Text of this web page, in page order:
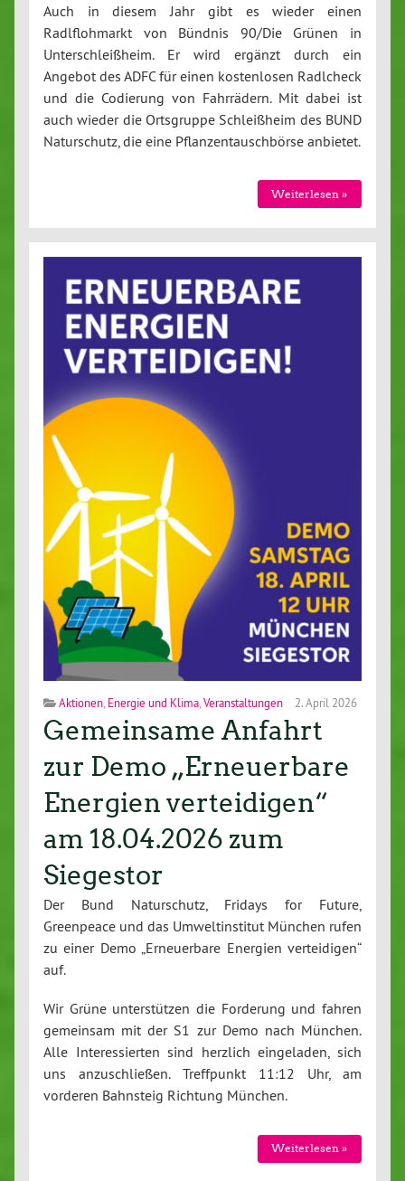
Auch in diesem Jahr gibt es wieder einen
Radlflohmarkt von Bündnis 90/Die Grünen in
Unterschleißheim. Er wird ergänzt durch ein
Angebot des ADFC für einen kostenlosen Radlcheck
und die Codierung von Fahrrädern. Mit dabei ist
auch wieder die Ortsgruppe Schleißheim des BUND
Naturschutz, die eine Pflanzentauschbörse anbietet.
Weiterlesen »
Aktionen, Energie und Klima,Veranstaltungen 2. April 2026
Gemeinsame Anfahrt
zur Demo „Erneuerbare
Energien verteidigen“
am 18.04.2026 zum
Siegestor
Der Bund Naturschutz, Fridays for Future,
Greenpeace und das Umweltinstitut München rufen
zu einer Demo „Erneuerbare Energien verteidigen“
auf.
Wir Grüne unterstützen die Forderung und fahren
gemeinsam mit der S1 zur Demo nach München.
Alle Interessierten sind herzlich eingeladen, sich
uns anzuschließen. Treffpunkt 11:12 Uhr, am
vorderen Bahnsteig Richtung München.
Weiterlesen »